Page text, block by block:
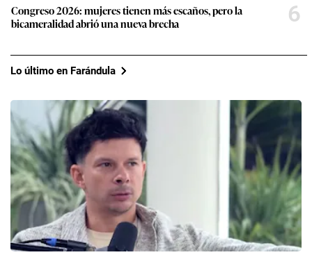
Congreso 2026: mujeres tienen más escaños, pero la
bicameralidad abrió una nueva brecha
6
Lo último en Farándula